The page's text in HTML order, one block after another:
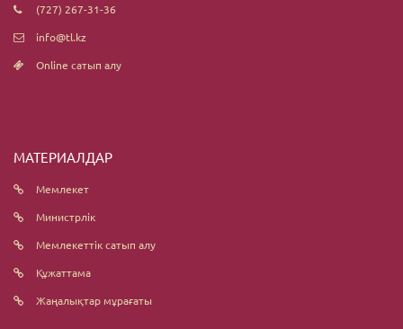
(727) 267-31-36
info@tl.kz
Online сатып алу
МАТЕРИАЛДАР
Мемлекет
Министрлік
Мемлекеттік сатып алу
Құжаттама
Жаңалықтар мұрағаты